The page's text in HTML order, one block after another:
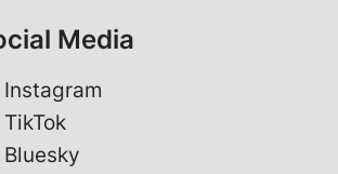
Media
Instagram
TikTok
Bluesky